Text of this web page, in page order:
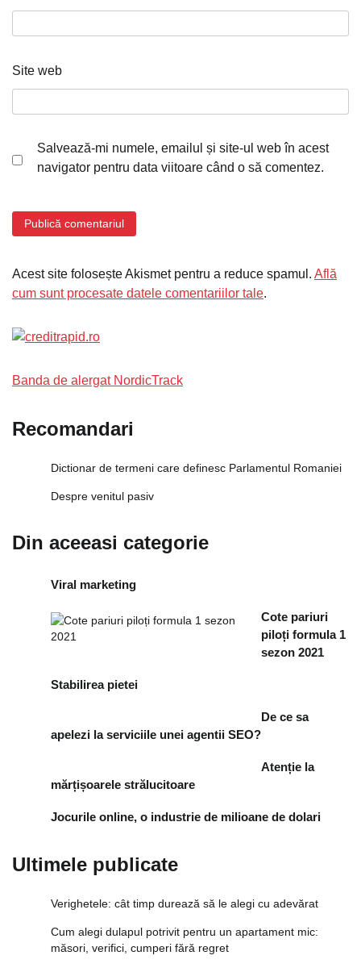
Site web
Salvează-mi numele, emailul și site-ul web în acest
navigator pentru data viitoare când o să comentez.
Acest site folosește Akismet pentru a reduce spamul. Află
cum sunt procesate datele comentariilor tale.
Banda de alergat NordicTrack
Recomandari
Dictionar de termeni care definesc Parlamentul Romaniei
Despre venitul pasiv
Din aceeasi categorie
Viral marketing
Cote pariuri
piloți formula 1
sezon 2021
Stabilirea pietei
De ce sa
apelezi la serviciile unei agentii SEO?
Atenție la
mărțișoarele strălucitoare
Jocurile online, o industrie de milioane de dolari
Ultimele publicate
Verighetele: cât timp durează să le alegi cu adevărat
Cum alegi dulapul potrivit pentru un apartament mic:
măsori, verifici, cumperi fără regret